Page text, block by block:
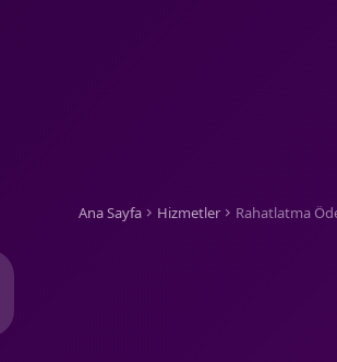
Ana Sayfachevron_right Hizmetlerchevron_right Rahatlatma